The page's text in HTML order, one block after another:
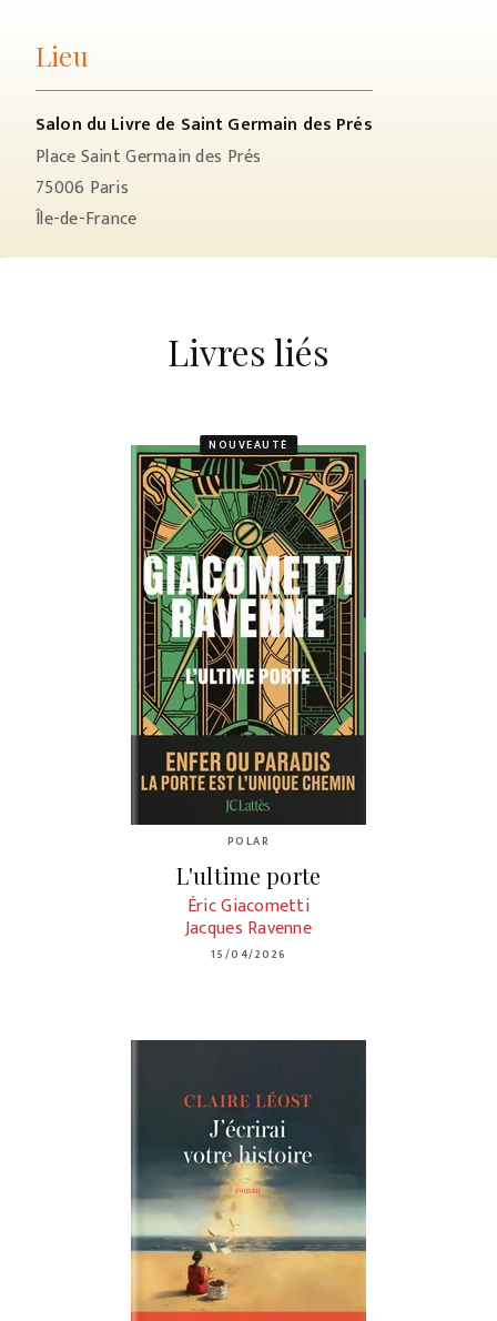
Lieu
Salon du Livre de Saint Germain des Prés
Place Saint Germain des Prés
75006 Paris
Île-de-France
Livres liés
NOUVEAUTÉ
POLAR
L'ultime porte
Éric Giacometti
Jacques Ravenne
15/04/2026